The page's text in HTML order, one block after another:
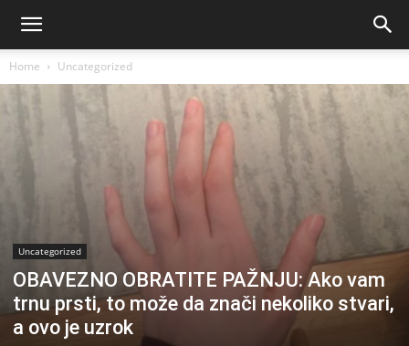
Home Uncategorized
Uncategorized
OBAVEZNO OBRATITE PAŽNJU: Ako vam
trnu prsti, to može da znači nekoliko stvari,
a ovo je uzrok